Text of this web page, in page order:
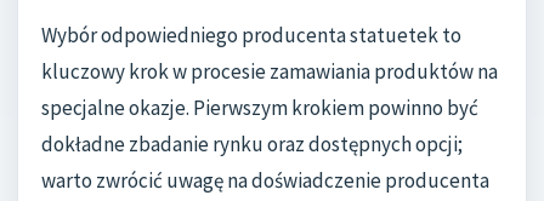
Wybór odpowiedniego producenta statuetek to
kluczowy krok w procesie zamawiania produktów na
specjalne okazje. Pierwszym krokiem powinno być
dokładne zbadanie rynku oraz dostępnych opcji;
warto zwrócić uwagę na doświadczenie producenta